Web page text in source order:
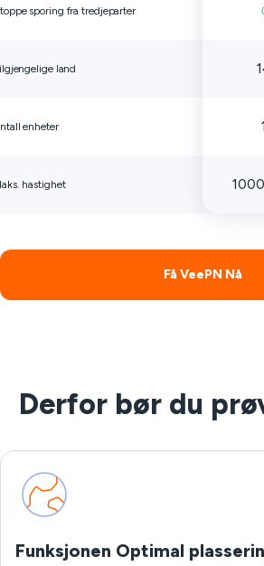
sporing fra tredjeparter
land
enheter
hastighet
Få VeePN Nå
Derfor bør du
Funksjonen Optimal